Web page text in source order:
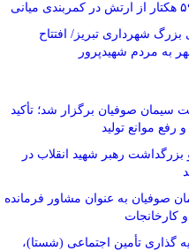
بزرگ شهرداری تبریز/ افتتاح
به مردم شهیدپرور
سیمان صوفیان برگزار شد؛ تأکید
رفع موانع تولید
رهبر شهید انقلاب در
صوفیان به عنوان مشاور فرمانده
کارخانجات
گذاری تأمین اجتماعی (شستا)،